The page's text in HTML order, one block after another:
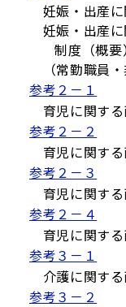
妊娠・出産に
妊娠・出産に
制度（概要）
（常勤職員・
参考２－１
育児に関する
参考２－２
育児に関する
参考２－３
育児に関す
参考２－４
育児に関する
参考３－１
介護に関する
参考３－２